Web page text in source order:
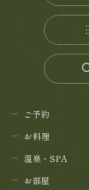
ご予約
お料理
温泉・SPA
お部屋